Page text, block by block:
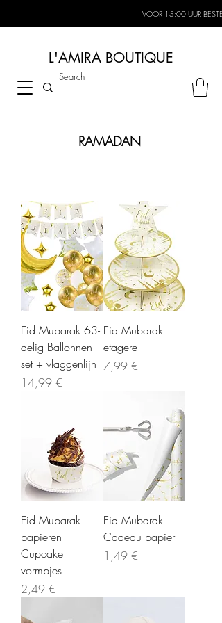
VOOR 15:00 UUR
L'AMIRA BOUTIQUE
RAMADAN
Eid Mubarak 63-
delig Ballonnen
set + vlaggenlijn
Precio
14,99 €
Eid Mubarak
etagere
Precio
7,99 €
Eid Mubarak
papieren
Cupcake
vormpjes
Precio
2,49 €
Eid Mubarak
Cadeau papier
Precio
1,49 €